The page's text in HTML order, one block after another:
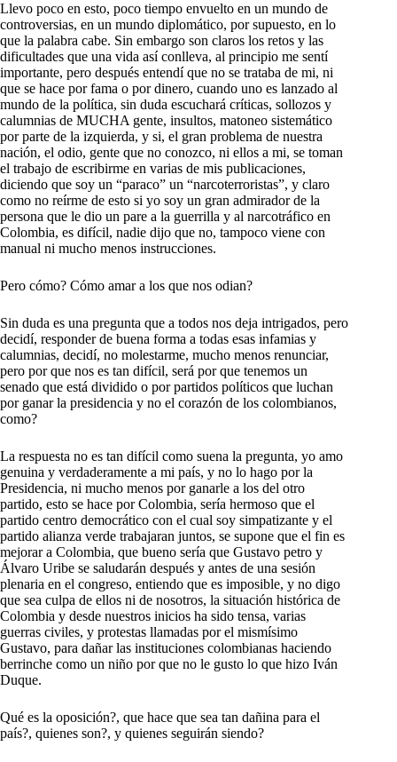
Llevo poco en esto, poco tiempo envuelto en un mundo de
controversias, en un mundo diplomático, por supuesto, en lo
que la palabra cabe. Sin embargo son claros los retos y las
dificultades que una vida así conlleva, al principio me sentí
importante, pero después entendí que no se trataba de mi, ni
que se hace por fama o por dinero, cuando uno es lanzado al
mundo de la política, sin duda escuchará críticas, sollozos y
calumnias de MUCHA gente, insultos, matoneo sistemático
por parte de la izquierda, y si, el gran problema de nuestra
nación, el odio, gente que no conozco, ni ellos a mi, se toman
el trabajo de escribirme en varias de mis publicaciones,
diciendo que soy un “paraco” un “narcoterroristas”, y claro
como no reírme de esto si yo soy un gran admirador de la
persona que le dio un pare a la guerrilla y al narcotráfico en
Colombia, es difícil, nadie dijo que no, tampoco viene con
manual ni mucho menos instrucciones.
Pero cómo? Cómo amar a los que nos odian?
Sin duda es una pregunta que a todos nos deja intrigados, pero
decidí, responder de buena forma a todas esas infamias y
calumnias, decidí, no molestarme, mucho menos renunciar,
pero por que nos es tan difícil, será por que tenemos un
senado que está dividido o por partidos políticos que luchan
por ganar la presidencia y no el corazón de los colombianos,
como?
La respuesta no es tan difícil como suena la pregunta, yo amo
genuina y verdaderamente a mi país, y no lo hago por la
Presidencia, ni mucho menos por ganarle a los del otro
partido, esto se hace por Colombia, sería hermoso que el
partido centro democrático con el cual soy simpatizante y el
partido alianza verde trabajaran juntos, se supone que el fin es
mejorar a Colombia, que bueno sería que Gustavo petro y
Álvaro Uribe se saludarán después y antes de una sesión
plenaria en el congreso, entiendo que es imposible, y no digo
que sea culpa de ellos ni de nosotros, la situación histórica de
Colombia y desde nuestros inicios ha sido tensa, varias
guerras civiles, y protestas llamadas por el mismísimo
Gustavo, para dañar las instituciones colombianas haciendo
berrinche como un niño por que no le gusto lo que hizo Iván
Duque.
Qué es la oposición?, que hace que sea tan dañina para el
país?, quienes son?, y quienes seguirán siendo?